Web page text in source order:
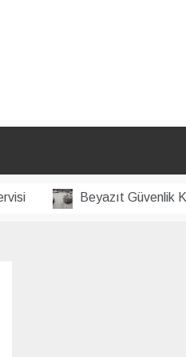
Beyazıt Güvenlik